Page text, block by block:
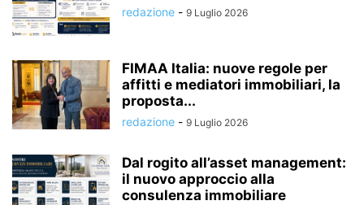
redazione - 9 Luglio 2026
FIMAA Italia: nuove regole per
affitti e mediatori immobiliari, la
proposta...
redazione - 9 Luglio 2026
Dal rogito all’asset management:
il nuovo approccio alla
consulenza immobiliare